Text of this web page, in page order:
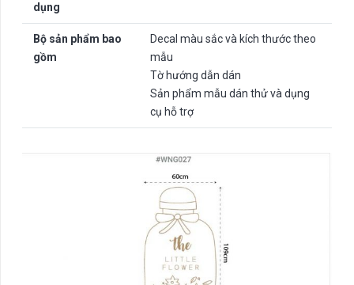
dụng
Bộ sản phẩm bao
gồm
Decal màu sắc và kích thước theo
mẫu
Tờ hướng dẫn dán
Sản phẩm mẫu dán thử và dụng
cụ hỗ trợ